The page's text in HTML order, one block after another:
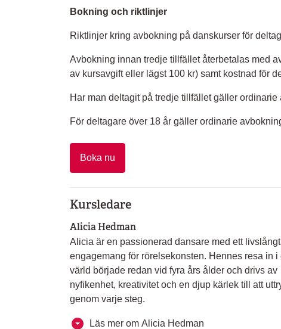
Bokning och riktlinjer
Riktlinjer kring avbokning på danskurser för
Avbokning innan tredje tillfället återbetalas med
av kursavgift eller lägst 100 kr) samt kostnad för
Har man deltagit på tredje tillfället gäller ordinarie
För deltagare över 18 år gäller ordinarie
Boka nu
Kursledare
Alicia Hedman
Alicia är en passionerad dansare med ett livslångt
engagemang för rörelsekonsten. Hennes resa in i
värld började redan vid fyra års ålder och drivs av
nyfikenhet, kreativitet och en djup kärlek till att
genom varje steg.
Läs mer om Alicia Hedman